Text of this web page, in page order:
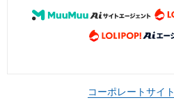
コーポレートサイト